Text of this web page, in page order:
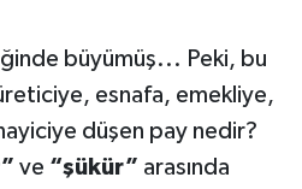
büyümüş... Peki, bu
esnafa, emekliye,
düşen pay nedir?
ve “şükür” arasında